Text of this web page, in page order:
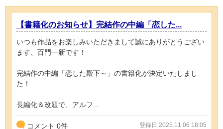
【書籍化のお知らせ】完結作の中編「恋した...
いつも作品をお楽しみいただきまして誠にありがとうござい
ます、百門一新です！
完結作の中編「恋した殿下～」の書籍化が決定いたしまし
た！
長編化＆改題で、アルフ...
コメント 0件 登録日 2025.11.06 18:05